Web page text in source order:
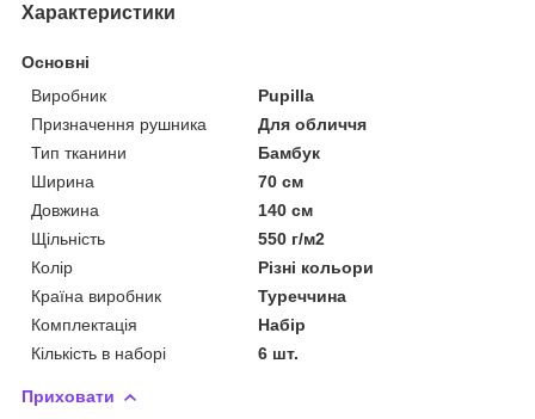
Характеристики
Основні
Виробник
Pupilla
Призначення рушника
Для обличчя
Тип тканини
Бамбук
Ширина
70 см
Довжина
140 см
Щільність
550 г/м2
Колір
Різні кольори
Країна виробник
Туреччина
Комплектація
Набір
Кількість в наборі
6 шт.
Приховати